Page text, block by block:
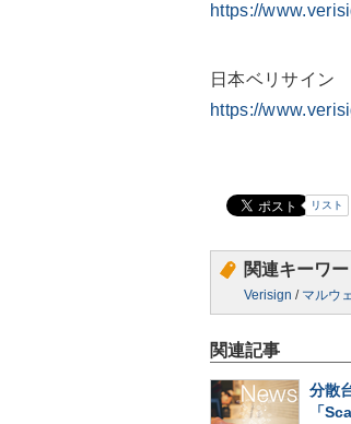
https://
日本ベリサイン
https://
リスト
関連キーワ
Verisign / マルウ
関連記事
分散
「